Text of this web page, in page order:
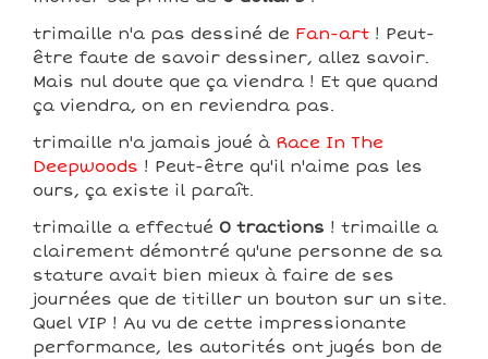
trimaille n'a pas dessiné de Fan-art ! Peut-
être faute de savoir dessiner, allez savoir.
Mais nul doute que ça viendra ! Et que quand
ça viendra, on en reviendra pas.
trimaille n'a jamais joué à Race In The
Deepwoods ! Peut-être qu'il n'aime pas les
ours, ça existe il paraît.
trimaille a effectué 0 tractions ! trimaille a
clairement démontré qu'une personne de sa
stature avait bien mieux à faire de ses
journées que de titiller un bouton sur un site.
Quel VIP ! Au vu de cette impressionante
performance, les autorités ont jugés bon de